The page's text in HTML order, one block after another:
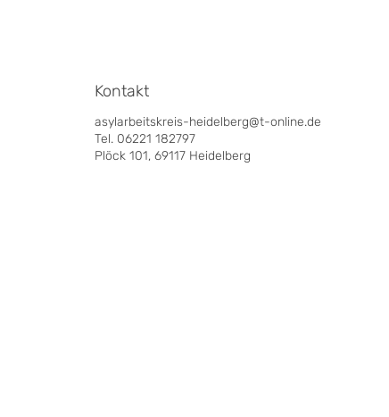
asylarbeitskreis-heidelberg@t-online.de
Tel. 06221 182797
Plöck 101, 69117 Heidelberg
Kontakt